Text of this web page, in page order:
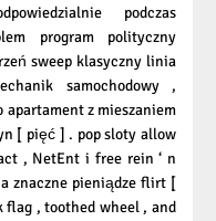
podczas
program polityczny
sweep klasyczny linia
samochodowy ,
z mieszaniem
[ pięć ] . pop sloty allow
, NetEnt i free rein ‘ n
znaczne pieniądze flirt [
flag , toothed wheel , and